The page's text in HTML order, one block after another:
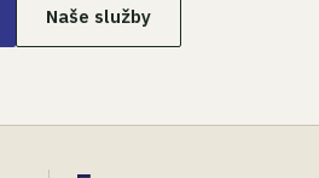
Naše služby